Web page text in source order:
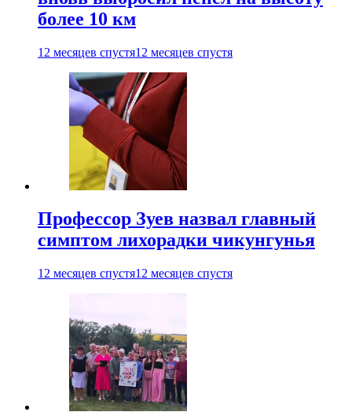
более 10 км
12 месяцев спустя12 месяцев спустя
Профессор Зуев назвал главный
симптом лихорадки чикунгунья
12 месяцев спустя12 месяцев спустя